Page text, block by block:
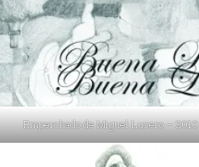
Emperchado de Miguel Lucero – 2010